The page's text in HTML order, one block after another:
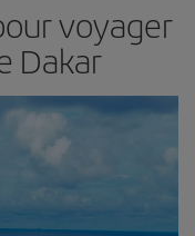
voyager
Dakar